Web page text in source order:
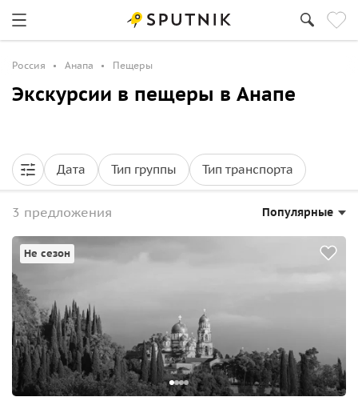
Россия Анапа Пещеры
Экскурсии в пещеры в Анапе
Дата Тип группы Тип транспорта
3 предложения Популярные
Не сезон